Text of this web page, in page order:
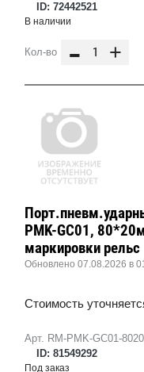
ID: 72442521
В наличии
Кол-во - +
Арт. RM-PMK-GC01-
ID: 81549292
PMK-GC01,
маркировки рельс
Обновлено 07.08.2026 в
Стоимость
Под заказ